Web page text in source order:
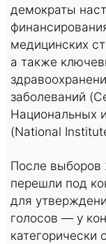
демократы
медицинских
а также
заболеваний
Национальных
(National
После выборов
перешли под
для
голосов — у
категорически